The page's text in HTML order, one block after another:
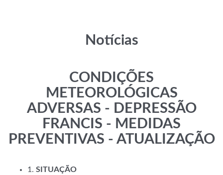
Notícias
CONDIÇÕES
METEOROLÓGICAS
ADVERSAS - DEPRESSÃO
FRANCIS - MEDIDAS
PREVENTIVAS - ATUALIZAÇÃO
1. SITUAÇÃO